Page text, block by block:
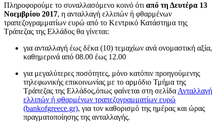
Πληροφορούμε το συναλλασόμενο κοινό ότι από τη Δευτέρα 13
Νοεμβρίου 2017, η ανταλλαγή ελλιπών ή φθαρμένων
τραπεζογραμματίων ευρώ από το Κεντρικό Κατάστημα της
Τράπεζας της Ελλάδος θα γίνεται:
για ανταλλαγή έως δέκα (10) τεμαχίων ανά ονομαστική αξία,
καθημερινά από 08.00 έως 12.00
για μεγαλύτερες ποσότητες, μόνο κατόπιν προηγούμενης
τηλεφωνικής επικοινωνίας με το αρμόδιο Τμήμα της
Τράπεζας της Ελλάδος,όπως φαίνεται στη σελίδα Ανταλλαγή
ελλιπών ή φθαρμένων τραπεζογραμματίων ευρώ
(bankofgreece.gr), για τον καθορισμό της ημέρας και ώρας
πραγματοποίησης της ανταλλαγής.